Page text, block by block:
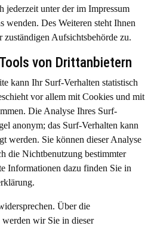
jederzeit unter der im Impressum
wenden. Des Weiteren steht Ihnen
zuständigen Aufsichtsbehörde zu.
von Drittanbietern
kann Ihr Surf-Verhalten statistisch
vor allem mit Cookies und mit
Die Analyse Ihres Surf-
anonym; das Surf-Verhalten kann
werden. Sie können dieser Analyse
die Nichtbenutzung bestimmter
Informationen dazu finden Sie in
Über die
wir Sie in dieser